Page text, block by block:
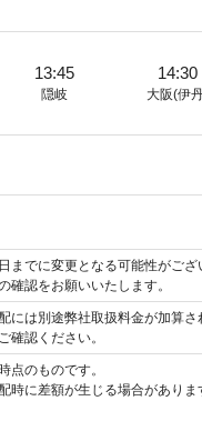
13:45
隠岐
14:30
大阪(伊
でに変更となる可能性がござ
認をお願いいたします。
は別途弊社取扱料金が加算さ
認ください。
のものです。
に差額が生じる場合がありま